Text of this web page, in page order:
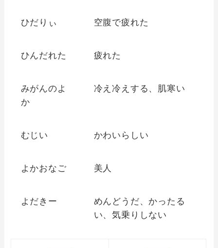
ひだりぃ 空腹で疲れた
ひんだれた 疲れた
みがんのよ
か
冷え冷えする、肌寒い
むじい かわいらしい
よかおなご 美人
よだきー
めんどうだ、かったる
い、気乗りしない